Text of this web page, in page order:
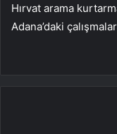
Hırvat arama
Adana’daki